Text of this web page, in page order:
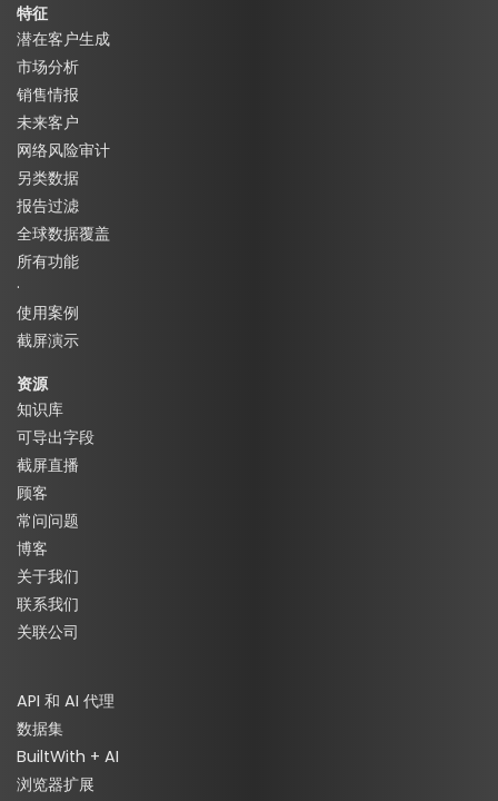
特征
潜在客户生成
市场分析
销售情报
未来客户
网络风险审计
另类数据
报告过滤
全球数据覆盖
所有功能
·
使用案例
截屏演示
资源
知识库
可导出字段
截屏直播
顾客
常问问题
博客
关于我们
联系我们
关联公司
API 和 AI 代理
数据集
BuiltWith + AI
浏览器扩展